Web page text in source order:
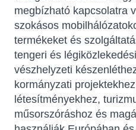
megbízható kapcsolatra
szokásos
termékeket és
tengeri és
vészhelyzeti
kormányzati
létesítményekhez,
műsorszóráshoz és